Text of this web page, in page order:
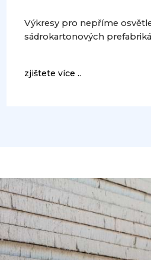
Výkresy pro nepříme
sádrokartonových
zjištete více ..